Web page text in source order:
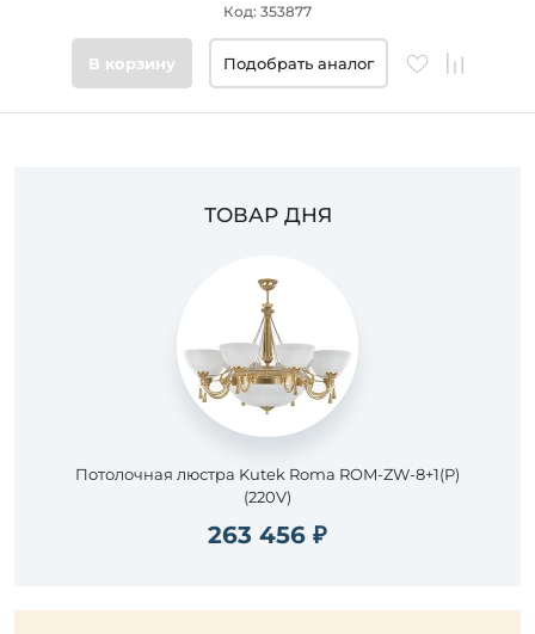
Код: 353877
В корзину Подобрать аналог
ТОВАР ДНЯ
Потолочная люстра Kutek Roma ROM-ZW-8+1(P)
(220V)
263 456 ₽